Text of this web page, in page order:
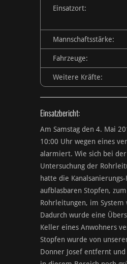
Einsatzort:
Mannschaftsstärke:
Fahrzeuge:
Weitere Kräfte:
Einsatzbericht:
Am Samstag den 4. Mai
10:00 Uhr wegen eines
alarmiert. Wie sich bei
Untersuchung der
hatte die
aufblasbaren Stopfen,
Rohrleitungen, im System
Dadurch wurde eine
Keller eines Anwohners
Stopfen wurde von
Donner Josef entfernt und